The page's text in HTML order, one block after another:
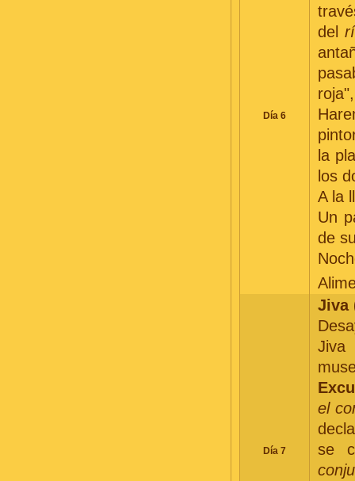
Día 6
del
la
los
A la
Un
de
Día 7
Jiva
Jiva
el
se